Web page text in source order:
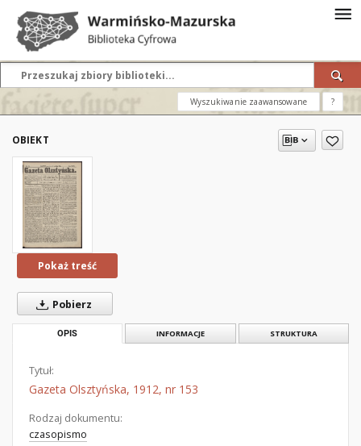
Wyszukiwanie zaawansowane ?
OBIEKT
Pokaż treść
Pobierz
OPIS INFORMACJE STRUKTURA
Tytuł:
Gazeta Olsztyńska, 1912, nr 153
Rodzaj dokumentu:
czasopismo